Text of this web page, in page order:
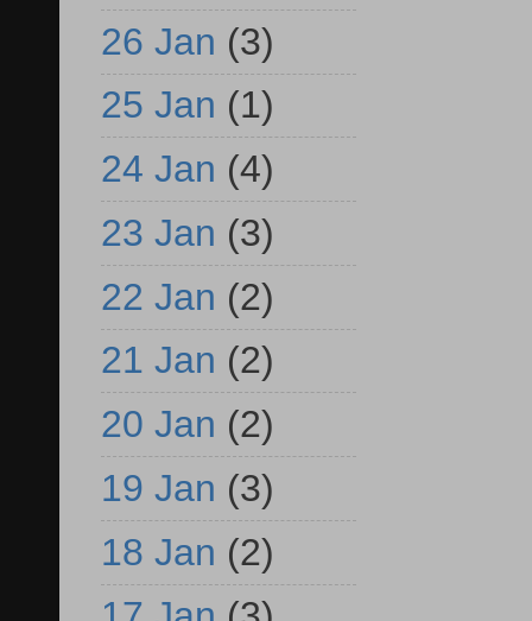
26 Jan (3)
25 Jan (1)
24 Jan (4)
23 Jan (3)
22 Jan (2)
21 Jan (2)
20 Jan (2)
19 Jan (3)
18 Jan (2)